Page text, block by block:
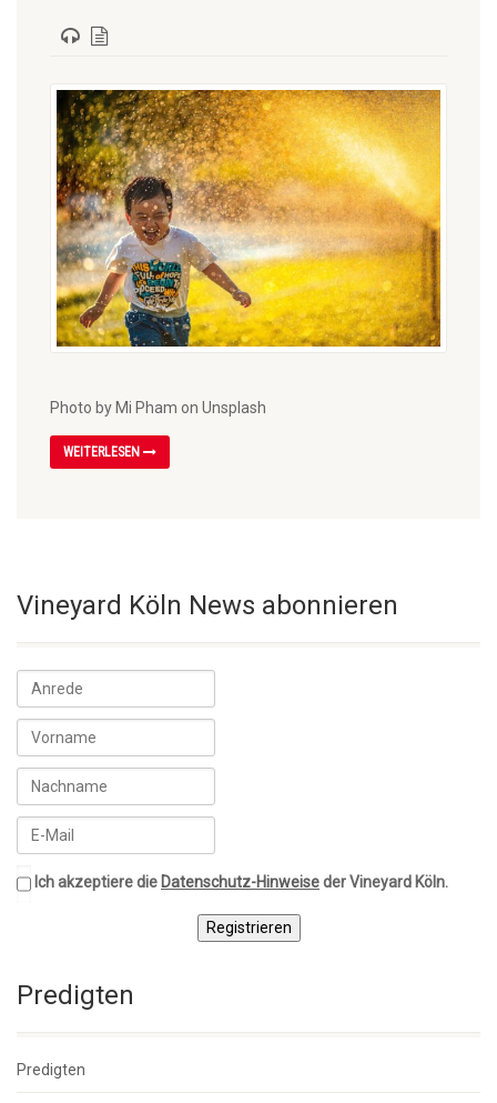
Photo by Mi Pham on Unsplash
WEITERLESEN
Vineyard Köln News abonnieren
Ich akzeptiere die Datenschutz-Hinweiseder Vineyard Köln.
Registrieren
Predigten
Predigten